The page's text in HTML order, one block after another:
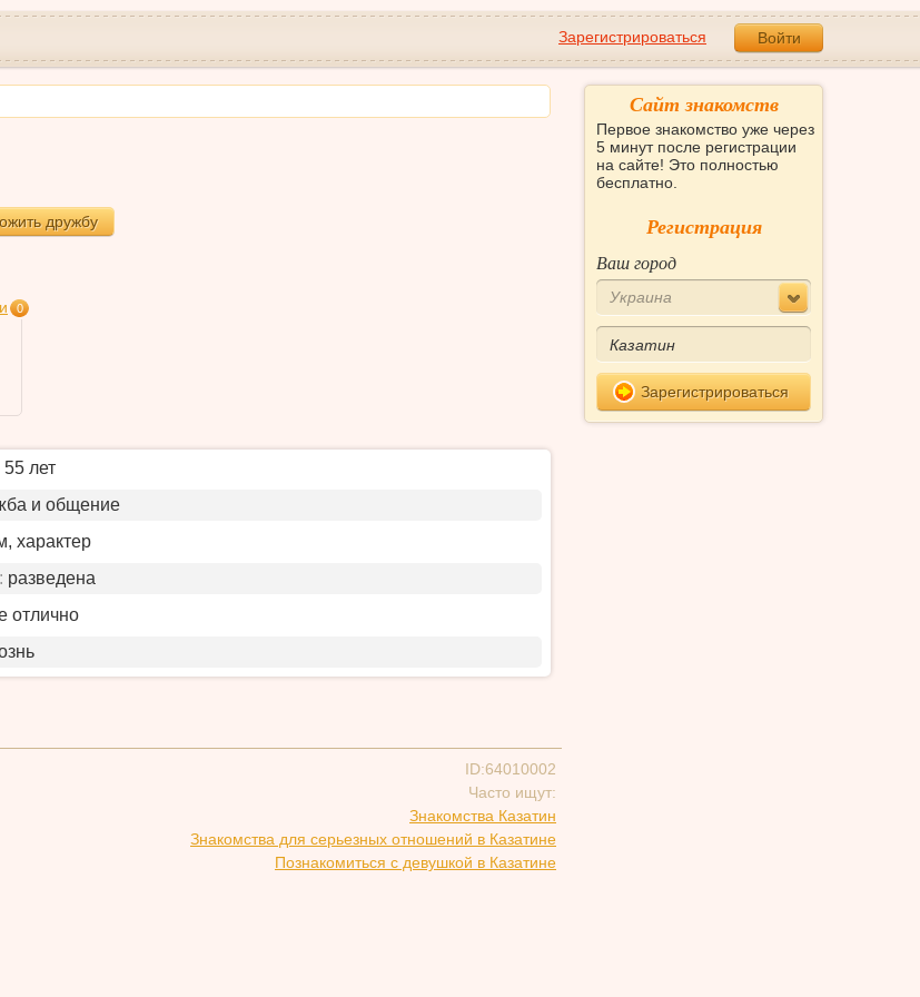
Зарегистрироваться Войти
дружбу
0
лет
и общение
характер
разведена
отлично
ID:64010002
Часто ищут:
Знакомства Казатин
Знакомства для серьезных отношений в Казатине
Познакомиться с девушкой в Казатине
Сайт знакомств
Первое знакомство уже через
5 минут после регистрации
на сайте! Это полностью
бесплатно.
Регистрация
Ваш город
Украина
Зарегистрироваться